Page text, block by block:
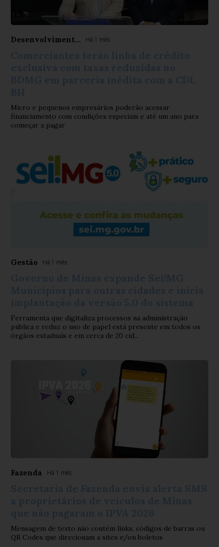
Desenvolviment... Há 1 mês
Micro e pequenos empresários poderão acessar
financiamento com condições especiais e até um ano para
começar a pagar
Gestão Há 1 mês
Ferramenta que digitaliza processos na administração
pública e reduz o uso de papel está presente em todos os
órgãos estaduais e em cerca de 20 cid...
Fazenda Há 1 mês
Mensagem de texto não contém links, códigos de barras ou
QR Codes que direcionam a sites e/ou boletos